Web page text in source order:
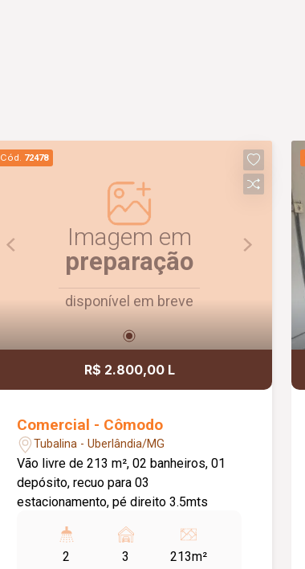
Cód. 72478
Imagem em
preparação
disponível em breve
R$ 2.800,00 L
Comercial - Cômodo
Tubalina - Uberlândia/MG
Vão livre de 213 m², 02 banheiros, 01
depósito, recuo para 03
estacionamento, pé direito 3.5mts
2
3
213m²